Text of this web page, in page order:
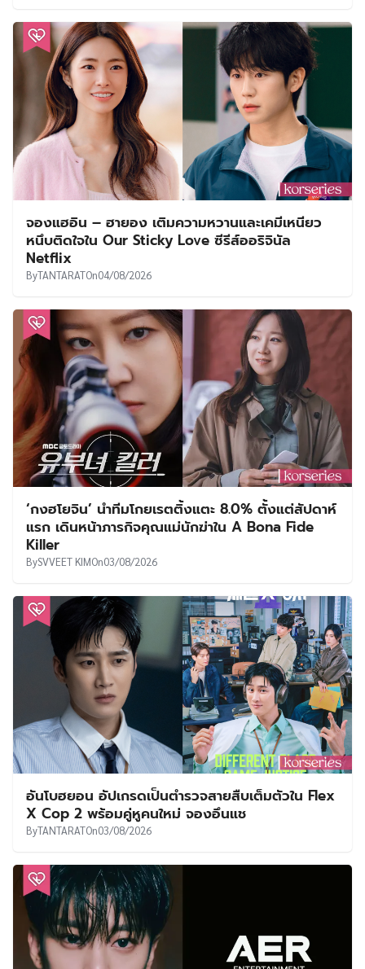
จองแฮอิน – ฮายอง เติมความหวานและเคมีเหนียว
หนึบติดใจใน Our Sticky Love ซีรีส์ออริจินัล
Netflix
ByTANTARATOn04/08/2026
‘กงฮโยจิน’ นำทีมโกยเรตติ้งแตะ 8.0% ตั้งแต่สัปดาห์
แรก เดินหน้าภารกิจคุณแม่นักฆ่าใน A Bona Fide
Killer
BySVVEET KIMOn03/08/2026
อันโบฮยอน อัปเกรดเป็นตำรวจสายสืบเต็มตัวใน Flex
X Cop 2 พร้อมคู่หูคนใหม่ จองอึนแช
ByTANTARATOn03/08/2026